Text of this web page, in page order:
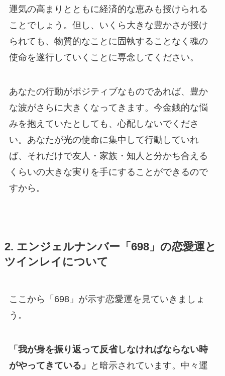
運気の高まりとともに経済的な恵みも授けられる
ことでしょう。但し、いくら大きな豊かさが授け
られても、物質的なことに固執することなく魂の
使命を遂行していくことに専念してください。
あなたの行動がポジティブなものであれば、豊か
な波がさらに大きくなってきます。今金銭的な悩
みを抱えていたとしても、心配しないでくださ
い。あなたが光の使命に集中して行動していれ
ば、それだけで友人・家族・知人と分かち合える
くらいの大きな実りを手にすることができるので
すから。
2. エンジェルナンバー「698」の恋愛運と
ツインレイについて
ここから「698」が示す恋愛運を見ていきましょ
う。
「我が身を振り返って反省しなければならない時
がやってきている」
と暗示されています。中々運